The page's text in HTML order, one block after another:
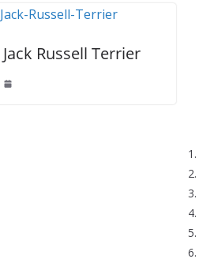
Jack Russell Terrier